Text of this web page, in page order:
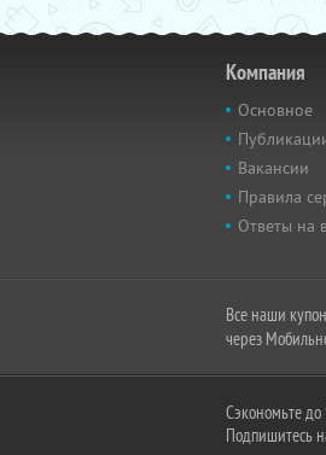
Компания
Основное
Вакансии
Правила
Ответы на
Все наши
через
Сэкономьте
Подпишитесь